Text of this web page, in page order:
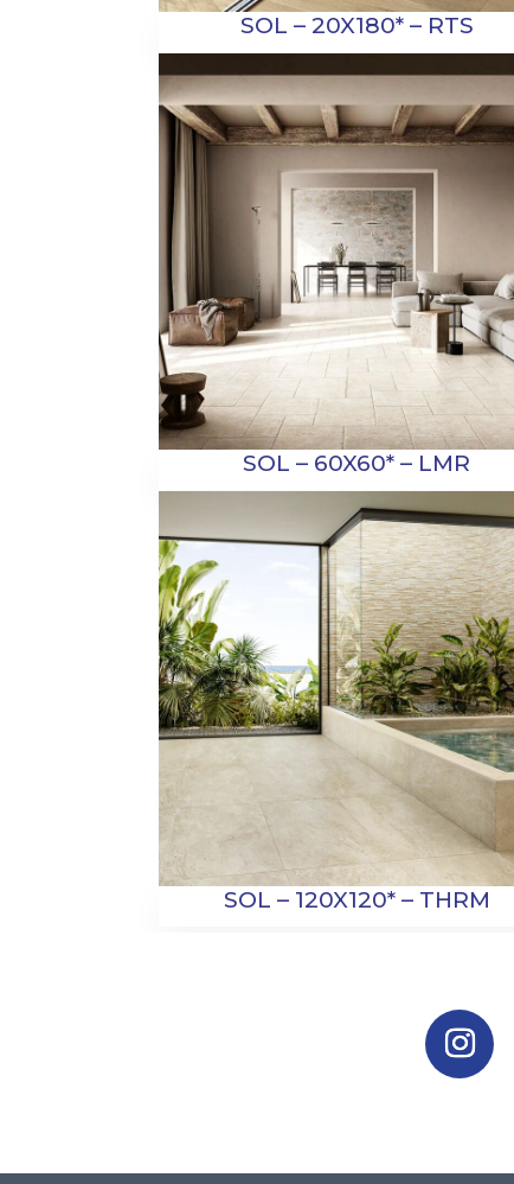
SOL – 20X180* – RTS
SOL – 60X60* – LMR
SOL – 120X120* – THRM